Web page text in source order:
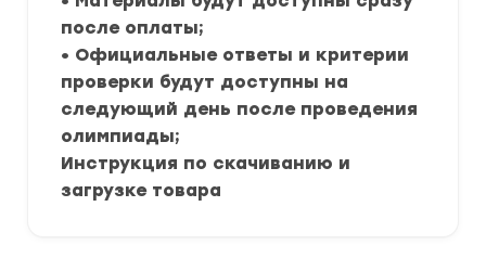
после оплаты;
• Официальные ответы и критерии
проверки будут доступны на
следующий день после проведения
олимпиады;
Инструкция по скачиванию и
загрузке товара